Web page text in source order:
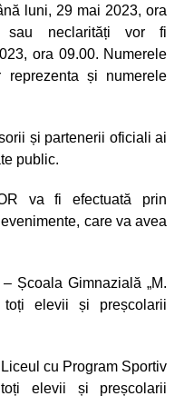
luni, 29 mai 2023, ora
sau neclarități vor fi
ora 09.00. Numerele
și numerele
și partenerii oficiali ai
public.
va fi efectuată prin
care va avea
Școala Gimnazială „M.
toți elevii și preșcolarii
cu Program Sportiv
elevii și preșcolarii